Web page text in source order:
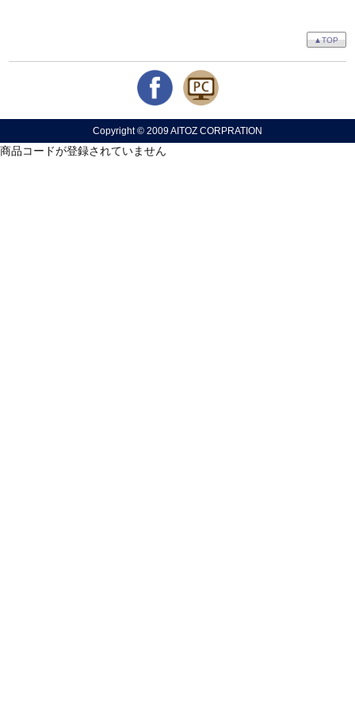
▲TOP
Copyright © 2009 AITOZ CORPRATION
商品コードが登録されていません